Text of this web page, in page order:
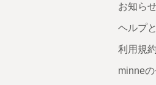
お知ら
ヘルプ
利用規約
minne